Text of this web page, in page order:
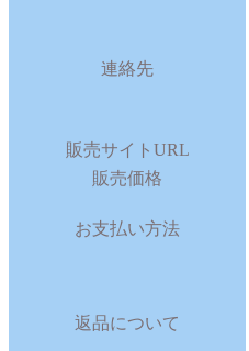
連絡先
販売サイトURL
販売価格
お支払い方法
返品について